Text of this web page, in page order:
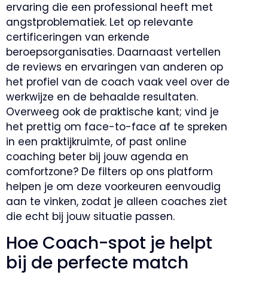
ervaring die een professional heeft met
angstproblematiek. Let op relevante
certificeringen van erkende
beroepsorganisaties. Daarnaast vertellen
de reviews en ervaringen van anderen op
het profiel van de coach vaak veel over de
werkwijze en de behaalde resultaten.
Overweeg ook de praktische kant; vind je
het prettig om face-to-face af te spreken
in een praktijkruimte, of past online
coaching beter bij jouw agenda en
comfortzone? De filters op ons platform
helpen je om deze voorkeuren eenvoudig
aan te vinken, zodat je alleen coaches ziet
die echt bij jouw situatie passen.
Hoe Coach-spot je helpt
bij de perfecte match